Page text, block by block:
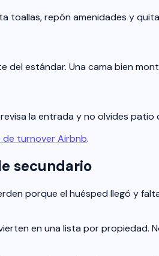
toallas, repón amenidades y
estándar. Una cama bien
la entrada y no olvides
turnover Airbnb.
secundario
porque el huésped llegó y
en una lista por propiedad.